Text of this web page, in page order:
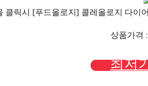
클릭시 [푸드올로지] 콜레올로지 다이
상품가격
최저